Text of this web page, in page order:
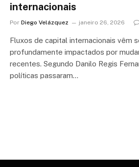
internacionais
Por Diego Velázquez janeiro 26, 2026
Fluxos de capital internacionais vêm
profundamente impactados por
recentes. Segundo Danilo Regis
políticas passaram…